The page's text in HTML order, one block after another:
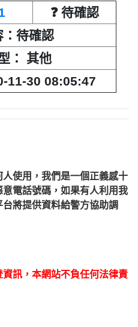
❓ 待確認
一次就掛斷
： 其他
兩聲就掛掉
： 其他
01-09 22:17:04
01-05 15:50:10
❓ 待確認
：待確認
： 其他
11-30 08:05:47
使用，我們是一個正義感十
電話號碼，如果有人利用我
將提供資料給警方協助調
訊，本網站不負任何法律責